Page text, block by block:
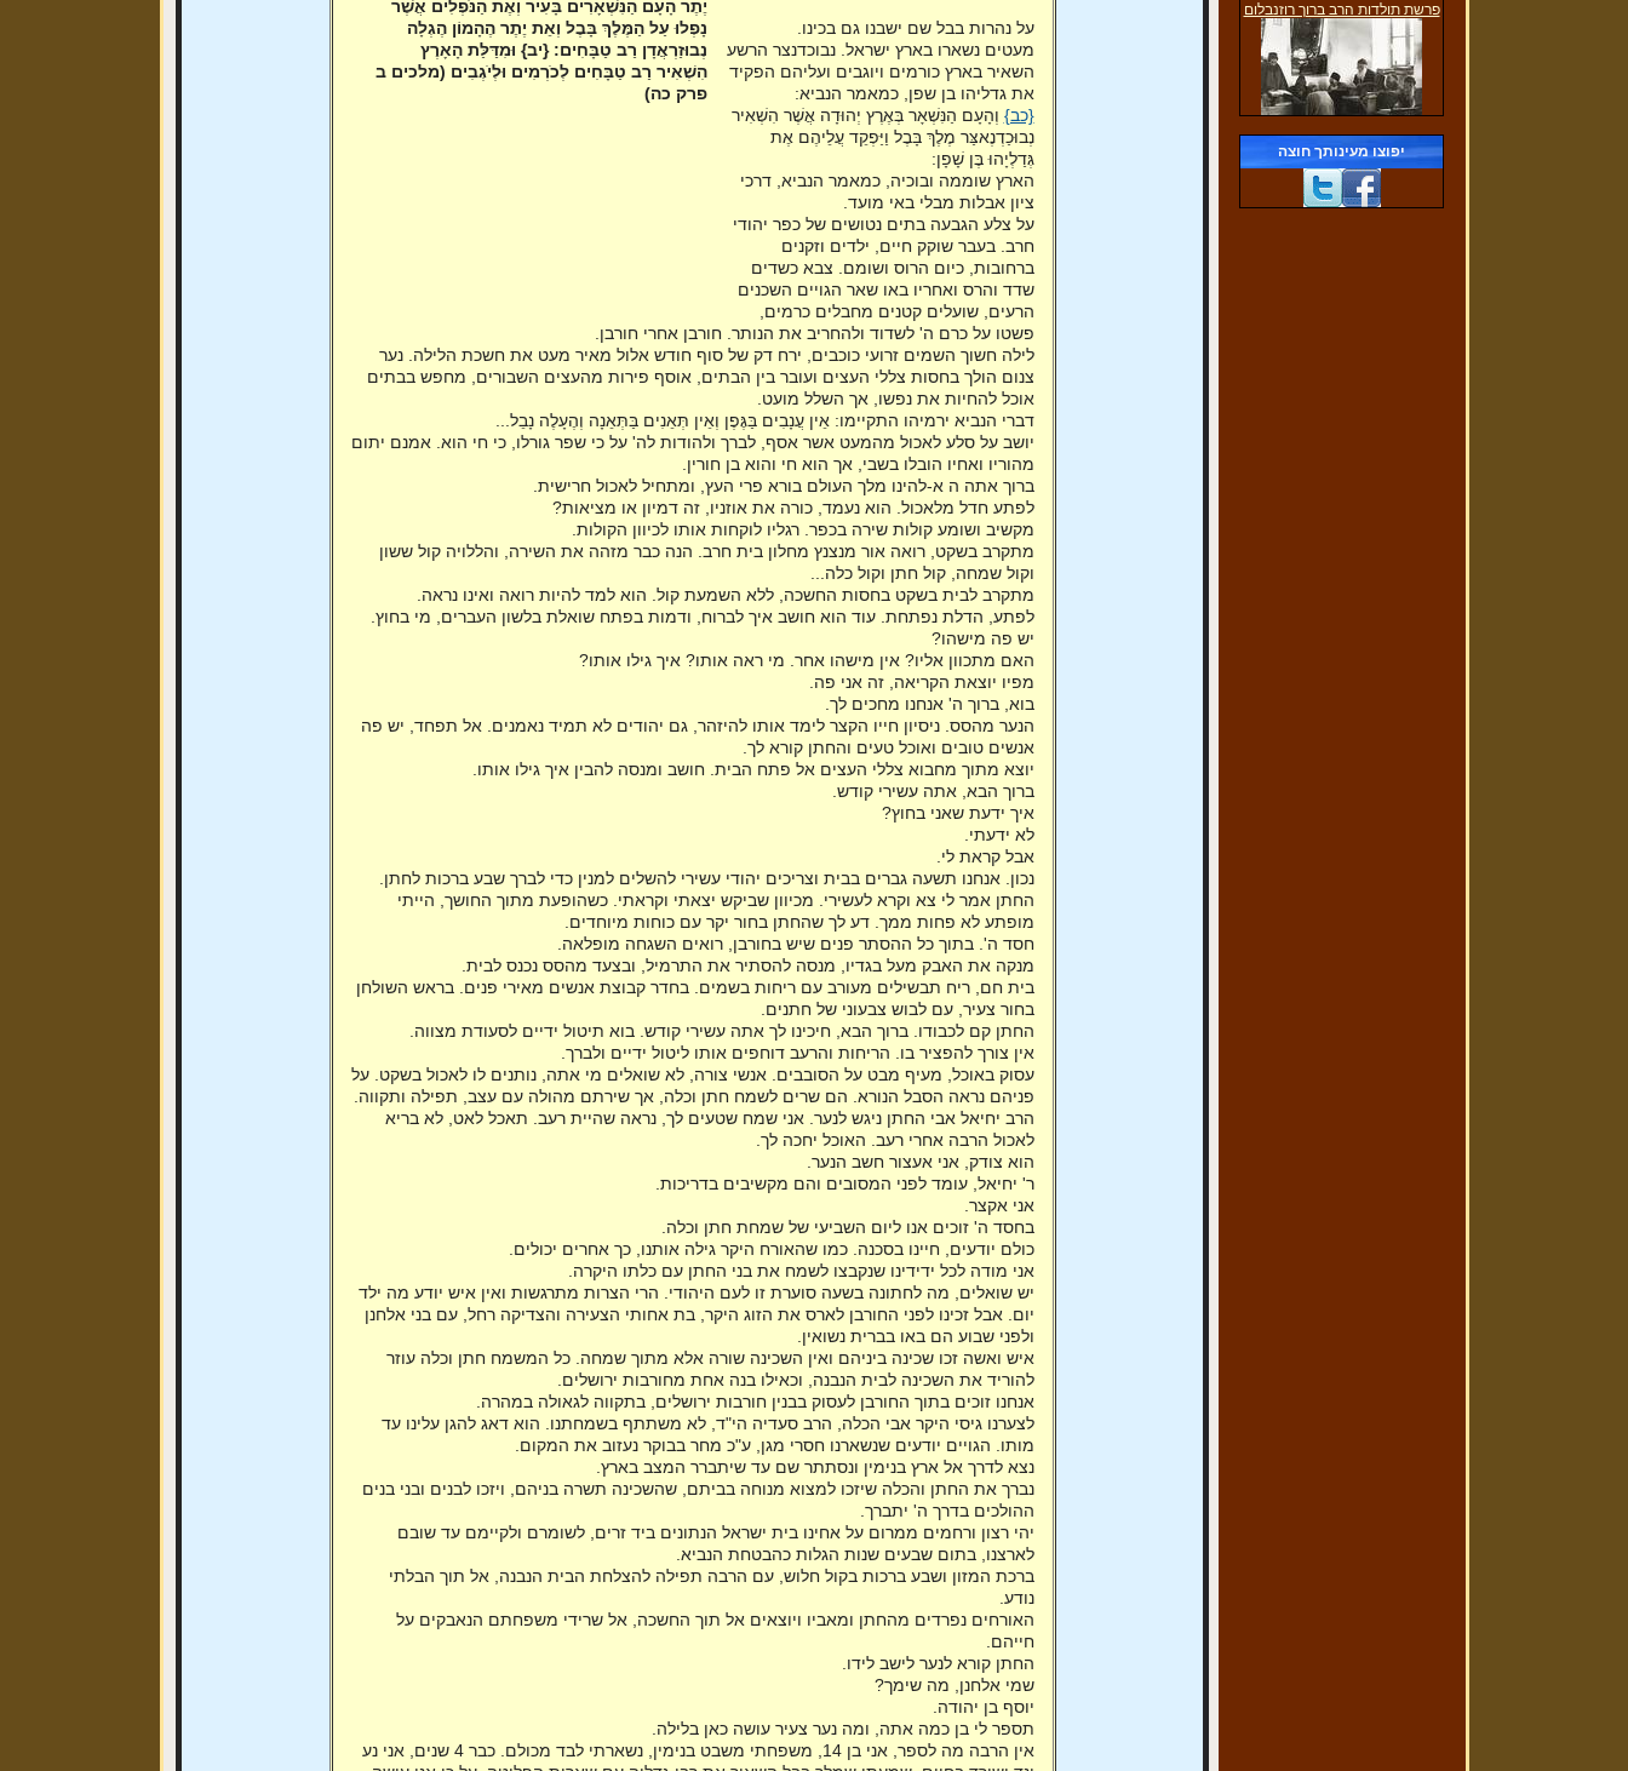
פרשת תולדות הרב ברוך רוזנבלום
פרשת וישלח
(29/11/2016)
יפוצו מעינותך חוצה
על נהרות בבל שם ישבנו גם בכינו.
מעטים נשארו בארץ ישראל. נבוכדנצר הרשע
השאיר בארץ כורמים ויוגבים ועליהם הפקיד
את גדליהו בן שפן, כמאמר הנביא:
{כב} וְהָעָם הַנִּשְׁאָר בְּאֶרֶץ יְהוּדָה אֲשֶׁר הִשְׁאִיר
נְבוּכַדְנֶאצַּר מֶלֶךְ בָּבֶל וַיַּפְקֵד עֲלֵיהֶם אֶת
גְּדַלְיָהוּ בֶּן שָׁפָן:
הארץ שוממה ובוכיה, כמאמר הנביא, דרכי
ציון אבלות מבלי באי מועד.
על צלע הגבעה בתים נטושים של כפר יהודי
חרב. בעבר שוקק חיים, ילדים וזקנים
ברחובות, כיום הרוס ושומם. צבא כשדים
שדד והרס ואחריו באו שאר הגויים השכנים
הרעים, שועלים קטנים מחבלים כרמים,
פשטו על כרם ה' לשדוד ולהחריב את הנותר. חורבן אחרי חורבן.
לילה חשוך השמים זרועי כוכבים, ירח דק של סוף חודש אלול מאיר מעט את חשכת הלילה. נער
צנום הולך בחסות צללי העצים ועובר בין הבתים, אוסף פירות מהעצים השבורים, מחפש בבתים
אוכל להחיות את נפשו, אך השלל מועט.
דברי הנביא ירמיהו התקיימו: אֵין עֲנָבִים בַּגֶּפֶן וְאֵין תְּאֵנִים בַּתְּאֵנָה וְהֶעָלֶה נָבֵל...
יושב על סלע לאכול מהמעט אשר אסף, לברך ולהודות לה' על כי שפר גורלו, כי חי הוא. אמנם יתום
מהוריו ואחיו הובלו בשבי, אך הוא חי והוא בן חורין.
ברוך אתה ה א-להינו מלך העולם בורא פרי העץ, ומתחיל לאכול חרישית.
לפתע חדל מלאכול. הוא נעמד, כורה את אוזניו, זה דמיון או מציאות?
מקשיב ושומע קולות שירה בכפר. רגליו לוקחות אותו לכיוון הקולות.
מתקרב בשקט, רואה אור מנצנץ מחלון בית חרב. הנה כבר מזהה את השירה, והללויה קול ששון
וקול שמחה, קול חתן וקול כלה...
מתקרב לבית בשקט בחסות החשכה, ללא השמעת קול. הוא למד להיות רואה ואינו נראה.
לפתע, הדלת נפתחת. עוד הוא חושב איך לברוח, ודמות בפתח שואלת בלשון העברים, מי בחוץ.
יש פה מישהו?
האם מתכוון אליו? אין מישהו אחר. מי ראה אותו? איך גילו אותו?
מפיו יוצאת הקריאה, זה אני פה.
בוא, ברוך ה' אנחנו מחכים לך.
הנער מהסס. ניסיון חייו הקצר לימד אותו להיזהר, גם יהודים לא תמיד נאמנים. אל תפחד, יש פה
אנשים טובים ואוכל טעים והחתן קורא לך.
יוצא מתוך מחבוא צללי העצים אל פתח הבית. חושב ומנסה להבין איך גילו אותו.
ברוך הבא, אתה עשירי קודש.
איך ידעת שאני בחוץ?
לא ידעתי.
אבל קראת לי.
נכון. אנחנו תשעה גברים בבית וצריכים יהודי עשירי להשלים למנין כדי לברך שבע ברכות לחתן.
החתן אמר לי צא וקרא לעשירי. מכיוון שביקש יצאתי וקראתי. כשהופעת מתוך החושך, הייתי
מופתע לא פחות ממך. דע לך שהחתן בחור יקר עם כוחות מיוחדים.
חסד ה'. בתוך כל ההסתר פנים שיש בחורבן, רואים השגחה מופלאה.
מנקה את האבק מעל בגדיו, מנסה להסתיר את התרמיל, ובצעד מהסס נכנס לבית.
בית חם, ריח תבשילים מעורב עם ריחות בשמים. בחדר קבוצת אנשים מאירי פנים. בראש השולחן
בחור צעיר, עם לבוש צבעוני של חתנים.
החתן קם לכבודו. ברוך הבא, חיכינו לך אתה עשירי קודש. בוא תיטול ידיים לסעודת מצווה.
אין צורך להפציר בו. הריחות והרעב דוחפים אותו ליטול ידיים ולברך.
עסוק באוכל, מעיף מבט על הסובבים. אנשי צורה, לא שואלים מי אתה, נותנים לו לאכול בשקט. על
פניהם נראה הסבל הנורא. הם שרים לשמח חתן וכלה, אך שירתם מהולה עם עצב, תפילה ותקווה.
הרב יחיאל אבי החתן ניגש לנער. אני שמח שטעים לך, נראה שהיית רעב. תאכל לאט, לא בריא
לאכול הרבה אחרי רעב. האוכל יחכה לך.
הוא צודק, אני אעצור חשב הנער.
ר' יחיאל, עומד לפני המסובים והם מקשיבים בדריכות.
אני אקצר.
בחסד ה' זוכים אנו ליום השביעי של שמחת חתן וכלה.
כולם יודעים, חיינו בסכנה. כמו שהאורח היקר גילה אותנו, כך אחרים יכולים.
אני מודה לכל ידידינו שנקבצו לשמח את בני החתן עם כלתו היקרה.
יש שואלים, מה לחתונה בשעה סוערת זו לעם היהודי. הרי הצרות מתרגשות ואין איש יודע מה ילד
יום. אבל זכינו לפני החורבן לארס את הזוג היקר, בת אחותי הצעירה והצדיקה רחל, עם בני אלחנן
ולפני שבוע הם באו בברית נשואין.
איש ואשה זכו שכינה ביניהם ואין השכינה שורה אלא מתוך שמחה. כל המשמח חתן וכלה עוזר
להוריד את השכינה לבית הנבנה, וכאילו בנה אחת מחורבות ירושלים.
אנחנו זוכים בתוך החורבן לעסוק בבנין חורבות ירושלים, בתקווה לגאולה במהרה.
לצערנו גיסי היקר אבי הכלה, הרב סעדיה הי"ד, לא משתתף בשמחתנו. הוא דאג להגן עלינו עד
מותו. הגויים יודעים שנשארנו חסרי מגן, ע"כ מחר בבוקר נעזוב את המקום.
נצא לדרך אל ארץ בנימין ונסתתר שם עד שיתברר המצב בארץ.
נברך את החתן והכלה שיזכו למצוא מנוחה בביתם, שהשכינה תשרה בניהם, ויזכו לבנים ובני בנים
ההולכים בדרך ה' יתברך.
יהי רצון ורחמים ממרום על אחינו בית ישראל הנתונים ביד זרים, לשומרם ולקיימם עד שובם
לארצנו, בתום שבעים שנות הגלות כהבטחת הנביא.
ברכת המזון ושבע ברכות בקול חלוש, עם הרבה תפילה להצלחת הבית הנבנה, אל תוך הבלתי
נודע.
האורחים נפרדים מהחתן ומאביו ויוצאים אל תוך החשכה, אל שרידי משפחתם הנאבקים על
חייהם.
החתן קורא לנער לישב לידו.
שמי אלחנן, מה שימך?
יוסף בן יהודה.
תספר לי בן כמה אתה, ומה נער צעיר עושה כאן בלילה.
אין הרבה מה לספר, אני בן 14, משפחתי משבט בנימין, נשארתי לבד מכולם. כבר 4 שנים, אני נע